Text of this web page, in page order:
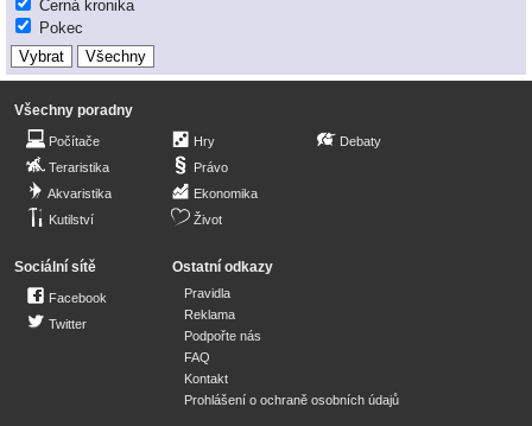
Černá kronika
Pokec
Všechny poradny
Počítače
Teraristika
Akvaristika
Kutilství
Hry
Právo
Ekonomika
Život
Debaty
Sociální sítě
Facebook
Twitter
Ostatní odkazy
Pravidla
Reklama
Podpořte nás
FAQ
Kontakt
Prohlášení o ochraně osobních údajů